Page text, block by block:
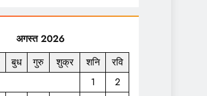
अगस्त 2026
बुध गुरु शुक्र शनि
रवि
1
2